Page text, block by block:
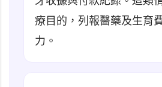
療目的，列報醫藥及生育
力。